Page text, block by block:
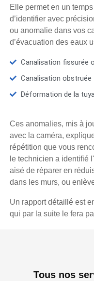
Elle permet en un
d’identifier avec
ou anomalie dans vos
d’évacuation des eaux
Canalisation fissurée
Canalisation obstruée
Déformation de la
Ces anomalies, mis à
avec la caméra,
répétition que vous
le technicien a identifié
aisé de réparer en
dans les murs, ou
Un rapport détaillé est
qui par la suite le fera
Tous nos